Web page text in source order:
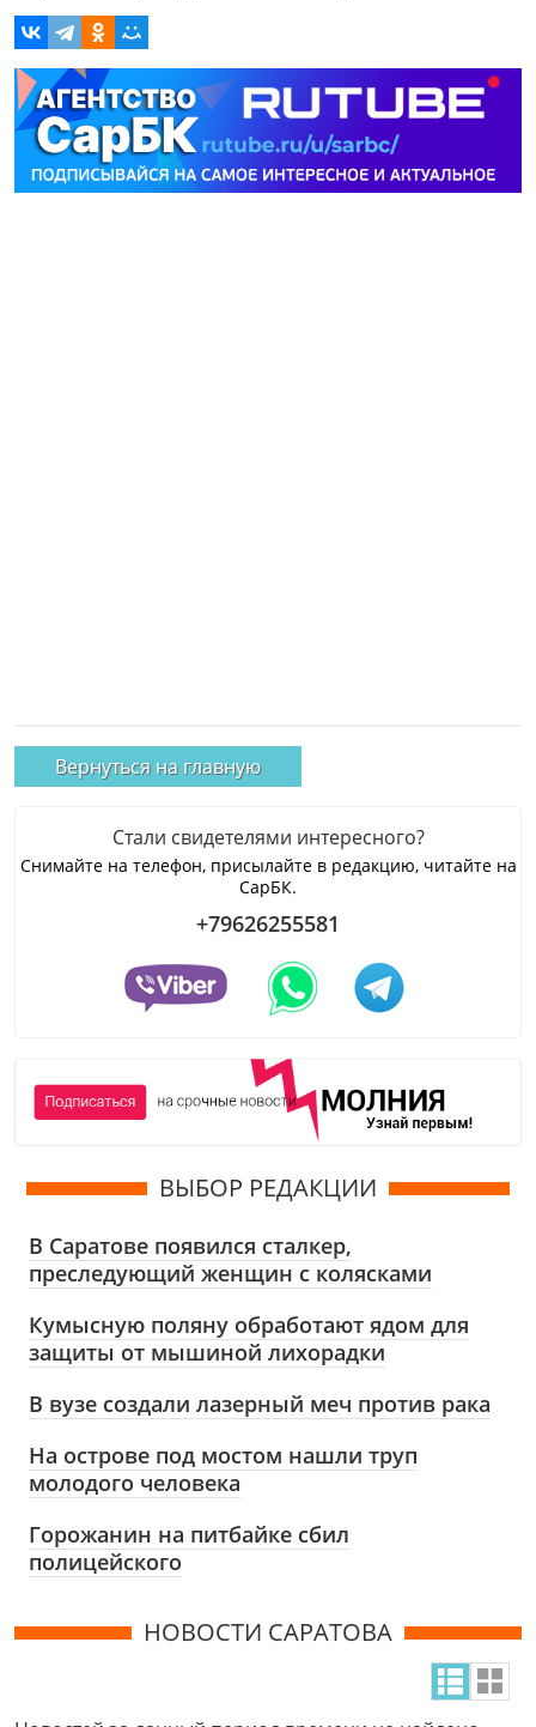
Вернуться на главную
Стали свидетелями интересного?
Снимайте на телефон, присылайте в редакцию, читайте на
СарБК.
+79626255581
ВЫБОР РЕДАКЦИИ
В Саратове появился сталкер,
преследующий женщин с колясками
Кумысную поляну обработают ядом для
защиты от мышиной лихорадки
В вузе создали лазерный меч против рака
На острове под мостом нашли труп
молодого человека
Горожанин на питбайке сбил
полицейского
НОВОСТИ САРАТОВА